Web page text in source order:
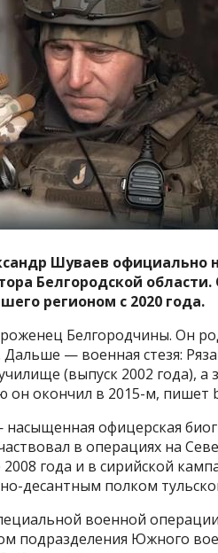
Шуваев
Белгородской
регионом с 2020 года.
Белгородчины. Он
— военная стезя:
(выпуск 2002 года),
он окончил в 2015-м, пишет
офицерская
в операциях на
года и в сирийской
десантным полком
военной
подразделения Южного